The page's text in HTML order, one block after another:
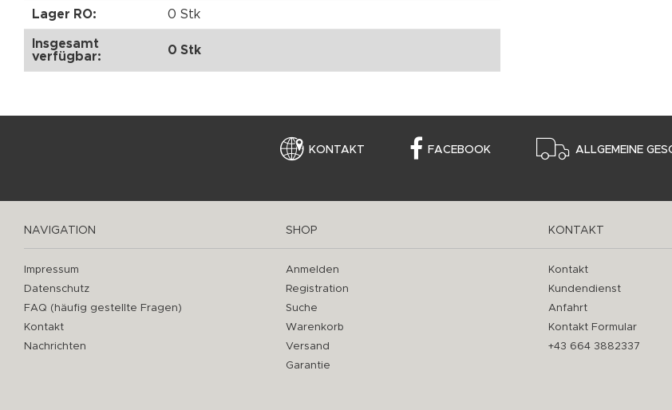
Lager RO: 0 Stk
Insgesamt
verfügbar:
0 Stk
KONTAKT FACEBOOK ALLGEMEINE
NAVIGATION
Impressum
Datenschutz
FAQ (häufig gestellte Fragen)
Kontakt
Nachrichten
SHOP
Anmelden
Registration
Suche
Warenkorb
Versand
Garantie
KONTAKT
Kontakt
Kundendienst
Anfahrt
Kontakt Formular
+43 664 3882337